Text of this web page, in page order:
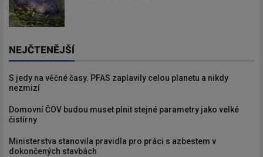
NEJČTENĚJŠÍ
S jedy na věčné časy. PFAS zaplavily celou planetu a nikdy
nezmizí
Domovní ČOV budou muset plnit stejné parametry jako velké
čistírny
Ministerstva stanovila pravidla pro práci s azbestem v
dokončených stavbách